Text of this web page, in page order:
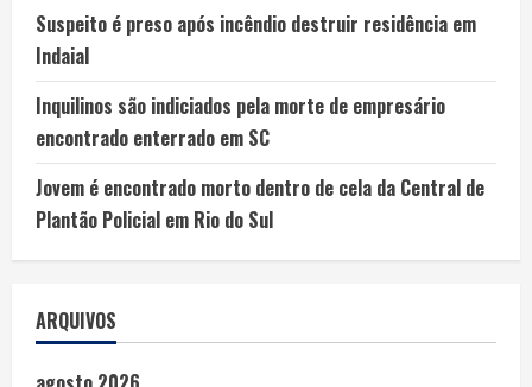
Suspeito é preso após incêndio destruir residência em
Indaial
Inquilinos são indiciados pela morte de empresário
encontrado enterrado em SC
Jovem é encontrado morto dentro de cela da Central de
Plantão Policial em Rio do Sul
ARQUIVOS